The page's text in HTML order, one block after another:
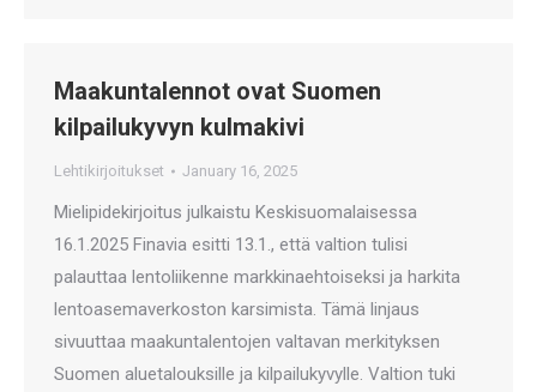
Maakuntalennot ovat Suomen
kilpailukyvyn kulmakivi
Lehtikirjoitukset January 16, 2025
Mielipidekirjoitus julkaistu Keskisuomalaisessa
16.1.2025 Finavia esitti 13.1., että valtion tulisi
palauttaa lentoliikenne markkinaehtoiseksi ja harkita
lentoasemaverkoston karsimista. Tämä linjaus
sivuuttaa maakuntalentojen valtavan merkityksen
Suomen aluetalouksille ja kilpailukyvylle. Valtion tuki